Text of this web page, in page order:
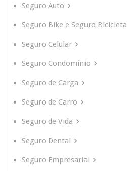
Seguro Auto
Seguro Bike e Seguro Bicicleta
Seguro Celular
Seguro Condomínio
Seguro de Carga
Seguro de Carro
Seguro de Vida
Seguro Dental
Seguro Empresarial